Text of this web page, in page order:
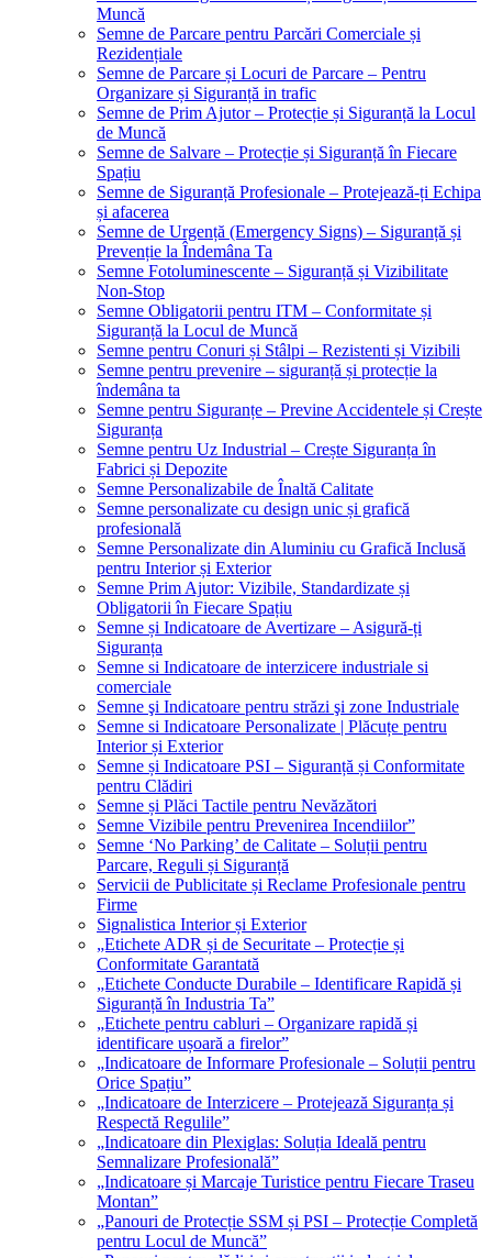
Muncă
Semne de Parcare pentru Parcări Comerciale și
Rezidențiale
Semne de Parcare și Locuri de Parcare – Pentru
Organizare și Siguranță in trafic
Semne de Prim Ajutor – Protecție și Siguranță la Locul
de Muncă
Semne de Salvare – Protecție și Siguranță în Fiecare
Spațiu
Semne de Siguranță Profesionale – Protejează-ți Echipa
și afacerea
Semne de Urgență (Emergency Signs) – Siguranță și
Prevenție la Îndemâna Ta
Semne Fotoluminescente – Siguranță și Vizibilitate
Non-Stop
Semne Obligatorii pentru ITM – Conformitate și
Siguranță la Locul de Muncă
Semne pentru Conuri și Stâlpi – Rezistenti și Vizibili
Semne pentru prevenire – siguranță și protecție la
îndemâna ta
Semne pentru Siguranțe – Previne Accidentele și Crește
Siguranța
Semne pentru Uz Industrial – Crește Siguranța în
Fabrici și Depozite
Semne Personalizabile de Înaltă Calitate
Semne personalizate cu design unic și grafică
profesională
Semne Personalizate din Aluminiu cu Grafică Inclusă
pentru Interior și Exterior
Semne Prim Ajutor: Vizibile, Standardizate și
Obligatorii în Fiecare Spațiu
Semne și Indicatoare de Avertizare – Asigură-ți
Siguranța
Semne si Indicatoare de interzicere industriale si
comerciale
Semne şi Indicatoare pentru străzi şi zone Industriale
Semne si Indicatoare Personalizate | Plăcuțe pentru
Interior și Exterior
Semne și Indicatoare PSI – Siguranță și Conformitate
pentru Clădiri
Semne și Plăci Tactile pentru Nevăzători
Semne Vizibile pentru Prevenirea Incendiilor”
Semne ‘No Parking’ de Calitate – Soluții pentru
Parcare, Reguli și Siguranță
Servicii de Publicitate și Reclame Profesionale pentru
Firme
Signalistica Interior și Exterior
„Etichete ADR și de Securitate – Protecție și
Conformitate Garantată
„Etichete Conducte Durabile – Identificare Rapidă și
Siguranță în Industria Ta”
„Etichete pentru cabluri – Organizare rapidă și
identificare ușoară a firelor”
„Indicatoare de Informare Profesionale – Soluții pentru
Orice Spațiu”
„Indicatoare de Interzicere – Protejează Siguranța și
Respectă Regulile”
„Indicatoare din Plexiglas: Soluția Ideală pentru
Semnalizare Profesională”
„Indicatoare și Marcaje Turistice pentru Fiecare Traseu
Montan”
„Panouri de Protecție SSM și PSI – Protecție Completă
pentru Locul de Muncă”